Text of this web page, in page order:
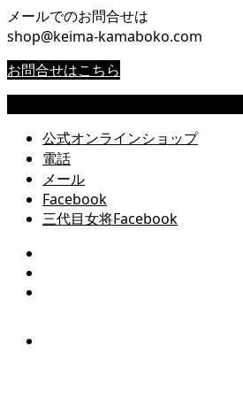
メールでのお問合せは
shop@keima-kamaboko.com
お問合せはこちら
公式オンラインショップ
電話
メール
Facebook
三代目女将Facebook